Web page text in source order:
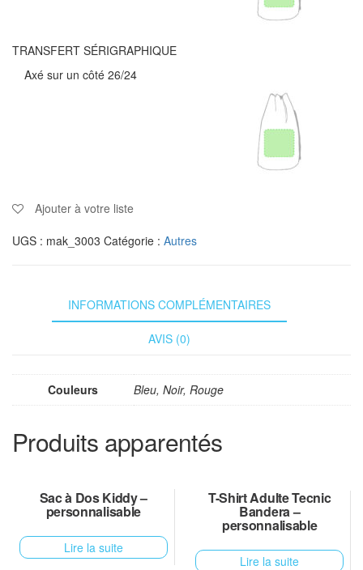
TRANSFERT SÉRIGRAPHIQUE
Axé sur un côté 26/24
Ajouter à votre liste
UGS : mak_3003 Catégorie : Autres
INFORMATIONS COMPLÉMENTAIRES
AVIS (0)
Couleurs Bleu, Noir, Rouge
Produits apparentés
Sac à Dos Kiddy –
personnalisable
Lire la suite
T-Shirt Adulte Tecnic
Bandera –
personnalisable
Lire la suite